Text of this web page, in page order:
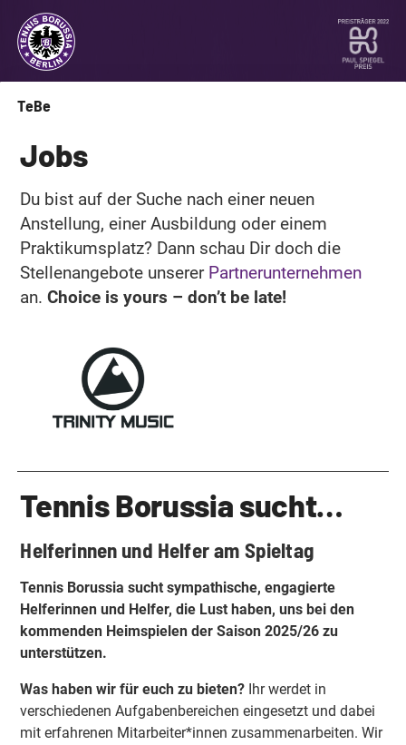
TeBe
Jobs
Du bist auf der Suche nach einer neuen
Anstellung, einer Ausbildung oder einem
Praktikumsplatz? Dann schau Dir doch die
Stellenangebote unserer Partnerunternehmen
an.Choice is yours – don’t be late!
Tennis Borussia sucht…
Helferinnen und Helfer am Spieltag
Tennis Borussia sucht sympathische, engagierte
Helferinnen und Helfer, die Lust haben, uns bei den
kommenden Heimspielen der Saison 2025/26 zu
unterstützen.
Was haben wir für euch zu bieten? Ihr werdet in
verschiedenen Aufgabenbereichen eingesetzt und dabei
mit erfahrenen Mitarbeiter*innen zusammenarbeiten. Wir